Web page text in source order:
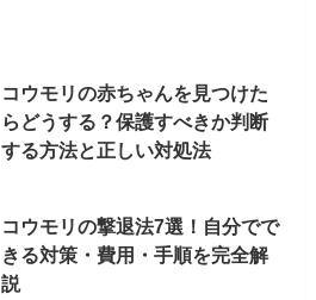
コウモリの赤ちゃんを見つけた
らどうする？保護すべきか判断
する方法と正しい対処法
コウモリの撃退法7選！自分でで
きる対策・費用・手順を完全解
説